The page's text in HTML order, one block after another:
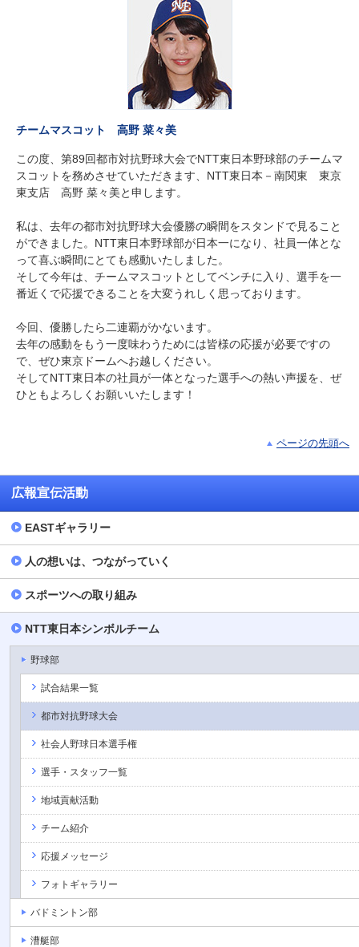
チームマスコット 高野 菜々美
この度、第89回都市対抗野球大会でNTT東日本野球部のチームマ
スコットを務めさせていただきます、NTT東日本－南関東 東京
東支店 高野 菜々美と申します。
私は、去年の都市対抗野球大会優勝の瞬間をスタンドで見ること
ができました。NTT東日本野球部が日本一になり、社員一体とな
って喜ぶ瞬間にとても感動いたしました。
そして今年は、チームマスコットとしてベンチに入り、選手を一
番近くで応援できることを大変うれしく思っております。
今回、優勝したら二連覇がかないます。
去年の感動をもう一度味わうためには皆様の応援が必要ですの
で、ぜひ東京ドームへお越しください。
そしてNTT東日本の社員が一体となった選手への熱い声援を、ぜ
ひともよろしくお願いいたします！
ページの先頭へ
広報宣伝活動
EASTギャラリー
人の想いは、つながっていく
スポーツへの取り組み
NTT東日本シンボルチーム
野球部
試合結果一覧
都市対抗野球大会
社会人野球日本選手権
選手・スタッフ一覧
地域貢献活動
チーム紹介
応援メッセージ
フォトギャラリー
バドミントン部
漕艇部